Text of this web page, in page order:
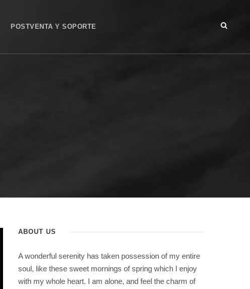
POSTVENTA Y SOPORTE
ABOUT US
A wonderful serenity has taken possession of my entire
soul, like these sweet mornings of spring which I enjoy
with my whole heart. I am alone, and feel the charm of